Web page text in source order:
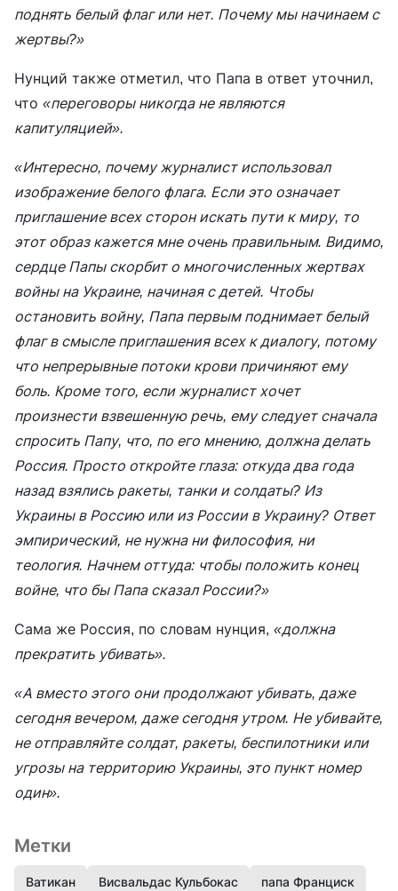
поднять белый флаг или нет. Почему мы начинаем с
жертвы?»
Нунций также отметил, что Папа в ответ уточнил,
что «переговоры никогда не являются
капитуляцией».
«Интересно, почему журналист использовал
изображение белого флага. Если это означает
приглашение всех сторон искать пути к миру, то
этот образ кажется мне очень правильным. Видимо,
сердце Папы скорбит о многочисленных жертвах
войны на Украине, начиная с детей. Чтобы
остановить войну, Папа первым поднимает белый
флаг в смысле приглашения всех к диалогу, потому
что непрерывные потоки крови причиняют ему
боль. Кроме того, если журналист хочет
произнести взвешенную речь, ему следует сначала
спросить Папу, что, по его мнению, должна делать
Россия. Просто откройте глаза: откуда два года
назад взялись ракеты, танки и солдаты? Из
Украины в Россию или из России в Украину? Ответ
эмпирический, не нужна ни философия, ни
теология. Начнем оттуда: чтобы положить конец
войне, что бы Папа сказал России?»
Сама же Россия, по словам нунция, «должна
прекратить убивать».
«А вместо этого они продолжают убивать, даже
сегодня вечером, даже сегодня утром. Не убивайте,
не отправляйте солдат, ракеты, беспилотники или
угрозы на территорию Украины, это пункт номер
один».
Метки
Ватикан Висвальдас Кульбокас папа Франциск